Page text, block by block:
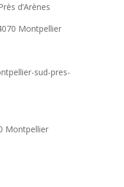
d’Arènes
Montpellier
sud-pres-
Montpellier